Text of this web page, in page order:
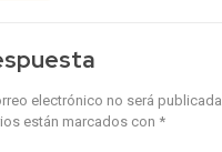
electrónico no será publicada.
están marcados con *